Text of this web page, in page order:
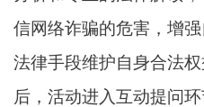
信网络诈骗的危害，增
法律手段维护自身合法
后，活动进入互动提问